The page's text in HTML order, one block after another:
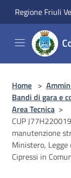
Regione Friuli
Home >
Bandi di gara e
Area Tecnica >
CUP
manutenzione
Ministero,
Cipressi in